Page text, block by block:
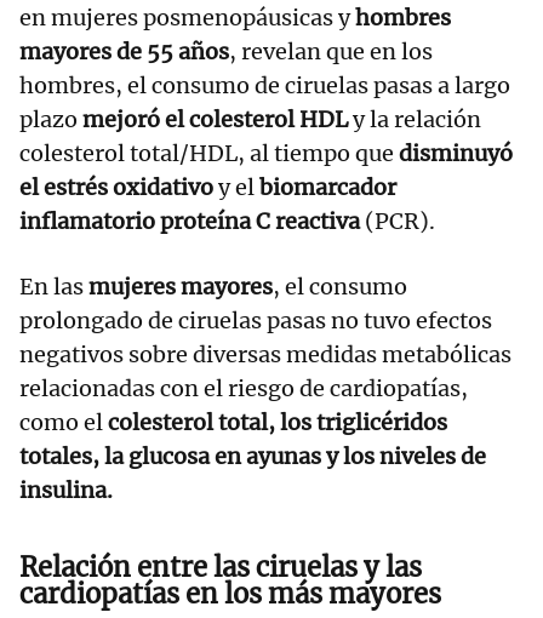
en mujeres posmenopáusicas yhombres
mayores de 55 años, revelan que en los
hombres, el consumo de ciruelas pasas a largo
plazo mejoró el colesterol HDLy la relación
colesterol total/HDL, al tiempo que disminuyó
el estrés oxidativoy elbiomarcador
inflamatorio proteína C reactiva(PCR).
En lasmujeres mayores, el consumo
prolongado de ciruelas pasas no tuvo efectos
negativos sobre diversas medidas metabólicas
relacionadas con el riesgo de cardiopatías,
como elcolesterol total, los triglicéridos
totales, la glucosa en ayunas y los niveles de
insulina.
Relación entre las ciruelas y las
cardiopatías en los más mayores